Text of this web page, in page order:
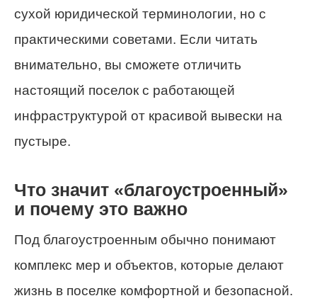
сухой юридической терминологии, но с
практическими советами. Если читать
внимательно, вы сможете отличить
настоящий поселок с работающей
инфраструктурой от красивой вывески на
пустыре.
Что значит «благоустроенный»
и почему это важно
Под благоустроенным обычно понимают
комплекс мер и объектов, которые делают
жизнь в поселке комфортной и безопасной.